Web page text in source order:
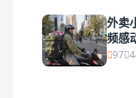
外卖
频感
97